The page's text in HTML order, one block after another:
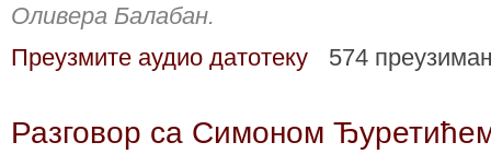
Оливера Балабан.
Преузмите аудио датотеку
574
Разговор са Симоном